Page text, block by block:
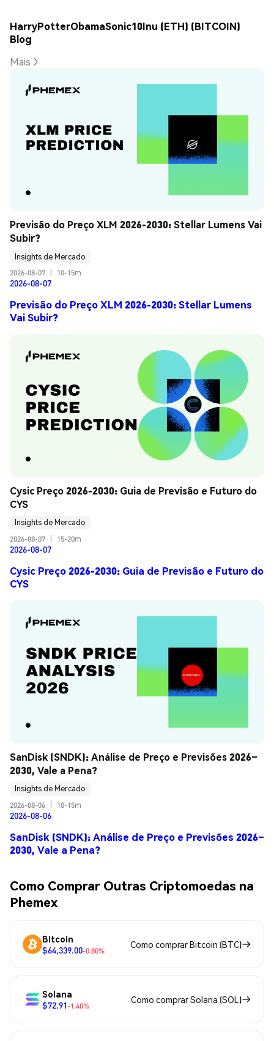
HarryPotterObamaSonic10Inu (ETH) (BITCOIN)
Blog
Mais
Previsão do Preço XLM 2026-2030: Stellar Lumens Vai
Subir?
Insights de Mercado
2026-08-07
10-15m
2026-08-07
Previsão do Preço XLM 2026-2030: Stellar Lumens
Vai Subir?
Cysic Preço 2026-2030: Guia de Previsão e Futuro do
CYS
Insights de Mercado
2026-08-07
15-20m
2026-08-07
Cysic Preço 2026-2030: Guia de Previsão e Futuro do
CYS
SanDisk (SNDK): Análise de Preço e Previsões 2026–
2030, Vale a Pena?
Insights de Mercado
2026-08-06
10-15m
2026-08-06
SanDisk (SNDK): Análise de Preço e Previsões 2026–
2030, Vale a Pena?
Como Comprar Outras Criptomoedas na
Phemex
Bitcoin
$64,339.00-0.80%
Como comprar Bitcoin (BTC)
Solana
$72.91-1.40%
Como comprar Solana (SOL)